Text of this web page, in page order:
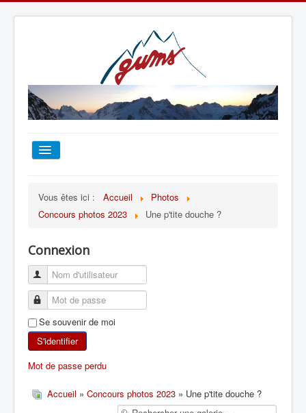
TOUT SUR LE GUMS
ESCALADE
ALPINISME
SKI DE RANDONNÉE
RANDONNÉE SPORTIVE
Vous êtes ici : Accueil
Photos
Concours photos 2023
Une p'tite douche ?
Connexion
Se souvenir de moi
S'identifier
Mot de passe perdu
Accueil » Concours photos 2023 » Une p'tite douche ?